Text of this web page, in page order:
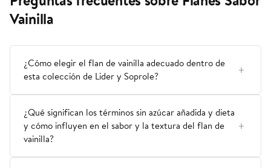
Vainilla
¿Cómo elegir el flan de vainilla adecuado dentro de
esta colección de Lider y Soprole?
¿Qué significan los términos sin azúcar añadida y dieta
y cómo influyen en el sabor y la textura del flan de
vainilla?